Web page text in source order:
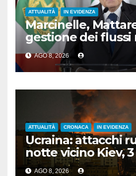
ATTUALITÀ IN EVIDENZA
Marcinelle,
gestione dei flussi
rispetti la dignità
persone”
AGO 8, 2026
ATTUALITÀ CRONACA IN EVIDENZA
Ucraina: attacchi
notte vicino Kiev,
cui 1 bambino
AGO 8, 2026